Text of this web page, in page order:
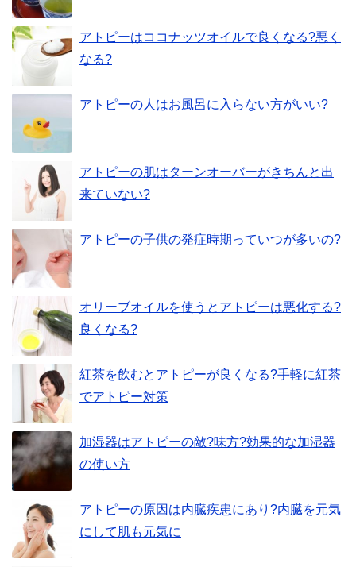
アトピーはココナッツオイルで良くなる?悪く
なる?
アトピーの人はお風呂に入らない方がいい?
アトピーの肌はターンオーバーがきちんと出
来ていない?
アトピーの子供の発症時期っていつが多いの?
オリーブオイルを使うとアトピーは悪化する?
良くなる?
紅茶を飲むとアトピーが良くなる?手軽に紅茶
でアトピー対策
加湿器はアトピーの敵?味方?効果的な加湿器
の使い方
アトピーの原因は内臓疾患にあり?内臓を元気
にして肌も元気に